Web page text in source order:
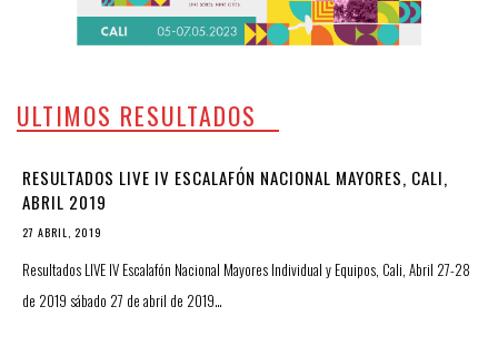
ULTIMOS RESULTADOS
RESULTADOS LIVE IV ESCALAFÓN NACIONAL MAYORES, CALI,
ABRIL 2019
27 ABRIL, 2019
Resultados LIVE IV Escalafón Nacional Mayores Individual y Equipos, Cali, Abril 27-28
de 2019 sábado 27 de abril de 2019…